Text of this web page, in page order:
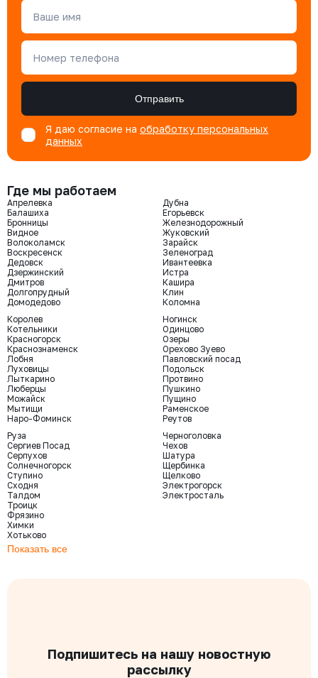
Ваше имя
Номер телефона
Отправить
Я даю согласие на обработку персональных
данных
Где мы работаем
Апрелевка
Балашиха
Бронницы
Видное
Волоколамск
Воскресенск
Дедовск
Дзержинский
Дмитров
Долгопрудный
Домодедово
Дубна
Егорьевск
Железнодорожный
Жуковский
Зарайск
Зеленоград
Ивантеевка
Истра
Кашира
Клин
Коломна
Королев
Котельники
Красногорск
Краснознаменск
Лобня
Луховицы
Лыткарино
Люберцы
Можайск
Мытищи
Наро-Фоминск
Ногинск
Одинцово
Озеры
Орехово Зуево
Павловский посад
Подольск
Протвино
Пушкино
Пущино
Раменское
Реутов
Руза
Сергиев Посад
Серпухов
Солнечногорск
Ступино
Сходня
Талдом
Троицк
Фрязино
Химки
Хотьково
Черноголовка
Чехов
Шатура
Щербинка
Щелково
Электрогорск
Электросталь
Показать все
Подпишитесь на нашу новостную
рассылку